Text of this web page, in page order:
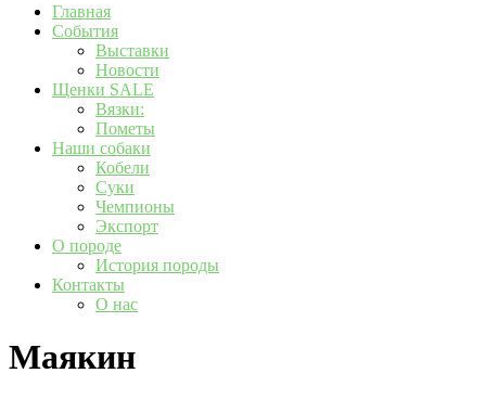
Главная
События
Выставки
Новости
Щенки SALE
Вязки:
Пометы
Наши собаки
Кобели
Суки
Чемпионы
Экспорт
О породе
История породы
Контакты
О нас
Маякин